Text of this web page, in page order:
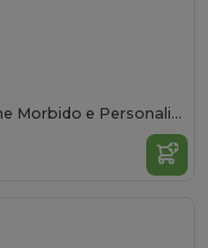
Body Neonato Cotone Morbido e Personalizzabile